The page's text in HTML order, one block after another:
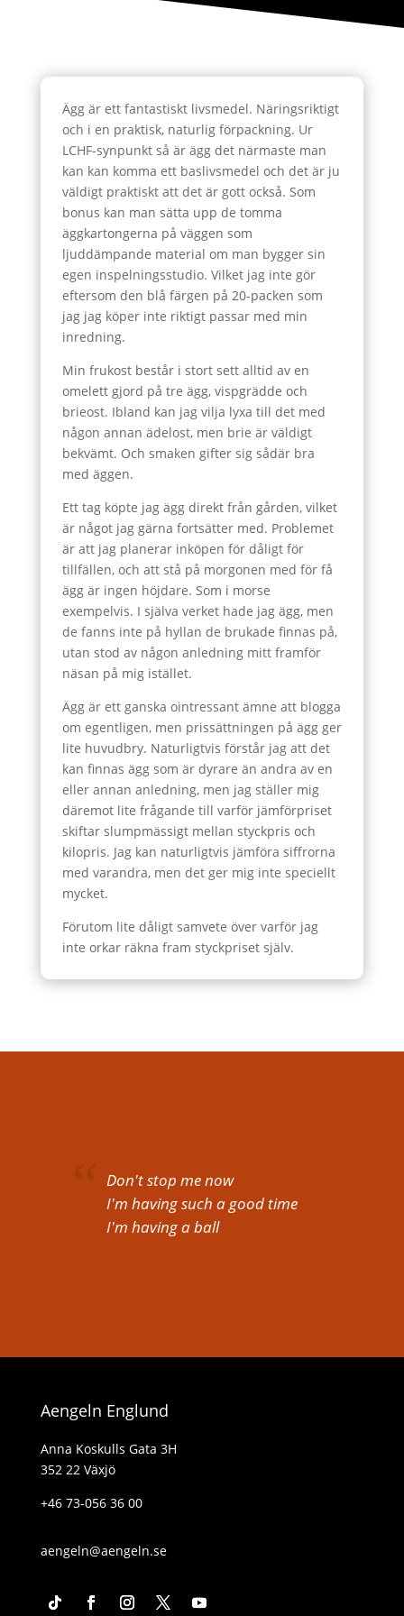
Ägg är ett fantastiskt livsmedel. Näringsriktigt
och i en praktisk, naturlig förpackning. Ur
LCHF-synpunkt så är ägg det närmaste man
kan kan komma ett baslivsmedel och det är ju
väldigt praktiskt att det är gott också. Som
bonus kan man sätta upp de tomma
äggkartongerna på väggen som
ljuddämpande material om man bygger sin
egen inspelningsstudio. Vilket jag inte gör
eftersom den blå färgen på 20-packen som
jag jag köper inte riktigt passar med min
inredning.
Min frukost består i stort sett alltid av en
omelett gjord på tre ägg, vispgrädde och
brieost. Ibland kan jag vilja lyxa till det med
någon annan ädelost, men brie är väldigt
bekvämt. Och smaken gifter sig sådär bra
med äggen.
Ett tag köpte jag ägg direkt från gården, vilket
är något jag gärna fortsätter med. Problemet
är att jag planerar inköpen för dåligt för
tillfällen, och att stå på morgonen med för få
ägg är ingen höjdare. Som i morse
exempelvis. I själva verket hade jag ägg, men
de fanns inte på hyllan de brukade finnas på,
utan stod av någon anledning mitt framför
näsan på mig istället.
Ägg är ett ganska ointressant ämne att blogga
om egentligen, men prissättningen på ägg ger
lite huvudbry. Naturligtvis förstår jag att det
kan finnas ägg som är dyrare än andra av en
eller annan anledning, men jag ställer mig
däremot lite frågande till varför jämförpriset
skiftar slumpmässigt mellan styckpris och
kilopris. Jag kan naturligtvis jämföra siffrorna
med varandra, men det ger mig inte speciellt
mycket.
Förutom lite dåligt samvete över varför jag
inte orkar räkna fram styckpriset själv.
Don't stop me now
I'm having such a good time
I'm having a ball
Aengeln Englund
Anna Koskulls Gata 3H
352 22 Växjö
+46 73-056 36 00
aengeln@aengeln.se